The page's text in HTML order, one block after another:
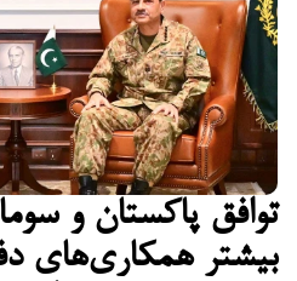
توافق پاکستان و
بیشتر همکاری‌های